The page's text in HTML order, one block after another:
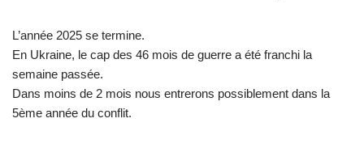
L’année 2025 se termine.
En Ukraine, le cap des 46 mois de guerre a été franchi la
semaine passée.
Dans moins de 2 mois nous entrerons possiblement dans la
5ème année du conflit.